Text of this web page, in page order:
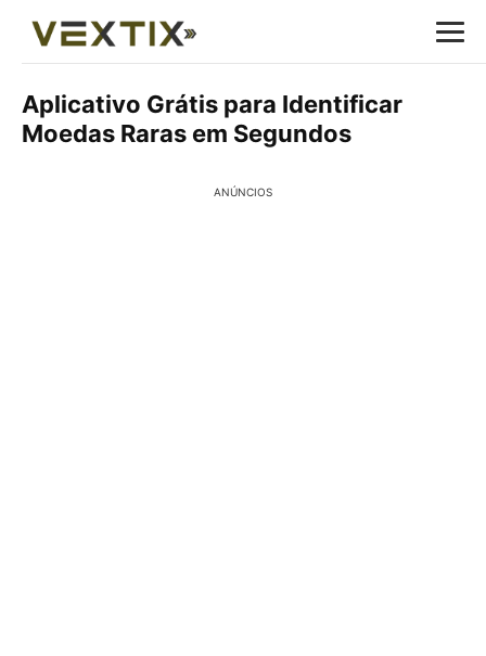
Aplicativo Grátis para Identificar
Moedas Raras em Segundos
ANÚNCIOS